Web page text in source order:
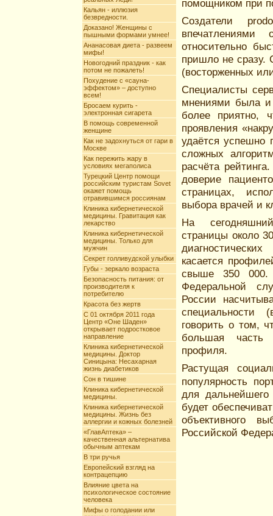
Кальян - иллюзия
безвредности.
Доказано! Женщины с
пышными формами умнее!
Ананасовая диета - развеем
мифы!
Новогодний праздник - как
потом не пожалеть!
Похудение с «сауна-
эффектом» – доступно
всем!
Бросаем курить -
электронная сигарета
В помощь современной
женщине
Как не задохнуться от гари в
Москве
Как пережить жару в
условиях мегаполиса
Турецкий Центр помощи
российским туристам Sovet
окажет помощь
отравившимся россиянам
Клиника кибернетической
медицины. Гравитация как
лекарство
Клиника кибернетической
медицины. Только для
мужчин
Секрет голливудской улыбки
Губы - зеркало возраста
Безопасность питания: от
производителя к
потребителю
Красота без жертв
С 01 октября 2011 года
Центр «Оне Шаден»
открывает подростковое
направление
Клиника кибернетической
медицины. Доктор
Синицына: Несахарная
жизнь диабетиков
Сон в тишине
Клиника кибернетической
медицины.
Клиника кибернетической
медицины. Жизнь без
аллергии и кожных болезней
«ГлавАптека» –
качественная альтернатива
обычным аптекам
В три ручья
Европейский взгляд на
контрацепцию
Влияние цвета на
психологическое состояние
человека
Мифы о голодании или
помощником при
Создатели
впечатлениями
относительно
пришло не сразу.
(восторженных
Специалисты
мнениями была
более приятно,
проявления
удаётся успешно
сложных
расчёта
доверие
страницах,
выбора врачей и
На
страницы около
касается
свыше 350 000.
Федеральной
России
специальности
говорить о том,
большая часть
профиля.
Растущая
популярность
для
будет
объективного
Российской